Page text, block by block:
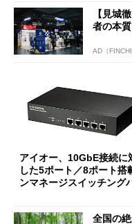
【見城
者の本質
AD（
アイオー、10GbE接続に
した5ポート／8ポート搭
ンマネージスイッチング
全国の